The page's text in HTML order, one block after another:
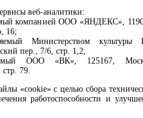
веб-аналитики:
компанией ООО «ЯНДЕКС»,
16;
Министерством культуры
пер., 7/6, стр. 1,2;
ООО «ВК», 125167,
79.
«cookie» с целью сбора
работоспособности и